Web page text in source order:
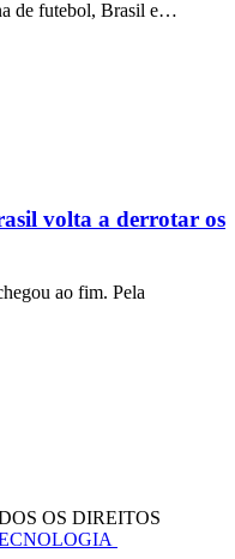
de futebol, Brasil e…
volta a derrotar os
ao fim. Pela
OS DIREITOS